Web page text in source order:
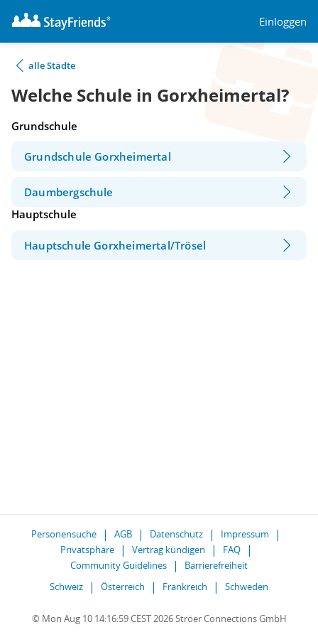
Einloggen
alle Städte
Welche Schule in Gorxheimertal?
Grundschule
Grundschule Gorxheimertal
Daumbergschule
Hauptschule
Hauptschule Gorxheimertal/Trösel
Personensuche AGB Datenschutz
Impressum
Privatsphäre
Vertrag kündigen
FAQ
Community Guidelines
Barrierefreiheit
Schweiz
Österreich Frankreich Schweden
© Mon Aug 10 14:16:59 CEST 2026 Ströer Connections GmbH